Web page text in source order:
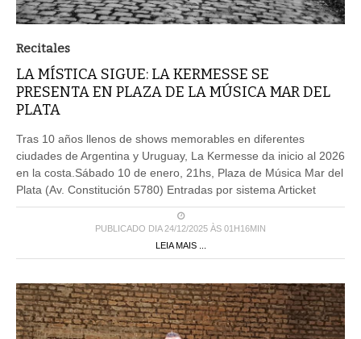
Recitales
LA MÍSTICA SIGUE: LA KERMESSE SE
PRESENTA EN PLAZA DE LA MÚSICA MAR DEL
PLATA
Tras 10 años llenos de shows memorables en diferentes
ciudades de Argentina y Uruguay, La Kermesse da inicio al 2026
en la costa.Sábado 10 de enero, 21hs, Plaza de Música Mar del
Plata (Av. Constitución 5780) Entradas por sistema Articket
PUBLICADO DIA 24/12/2025 ÀS 01H16MIN
LEIA MAIS ...